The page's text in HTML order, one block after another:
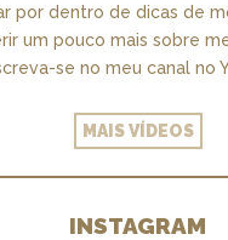
por dentro de dicas de
um pouco mais sobre
se no meu canal no
MAIS VÍDEOS
INSTAGRAM